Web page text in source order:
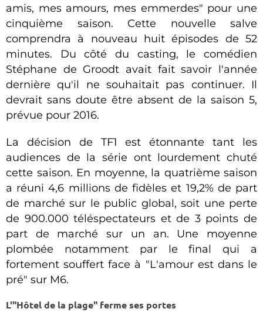
amis, mes amours, mes emmerdes" pour une
cinquième saison. Cette nouvelle salve
comprendra à nouveau huit épisodes de 52
minutes. Du côté du casting, le comédien
Stéphane de Groodt avait fait savoir l'année
dernière qu'il ne souhaitait pas continuer. Il
devrait sans doute être absent de la saison 5,
prévue pour 2016.
La décision de TF1 est étonnante tant les
audiences de la série ont lourdement chuté
cette saison. En moyenne, la quatrième saison
a réuni 4,6 millions de fidèles et 19,2% de part
de marché sur le public global, soit une perte
de 900.000 téléspectateurs et de 3 points de
part de marché sur un an. Une moyenne
plombée notamment par le final qui a
fortement souffert face à "L'amour est dans le
pré" sur M6.
L'"Hôtel de la plage" ferme ses portes